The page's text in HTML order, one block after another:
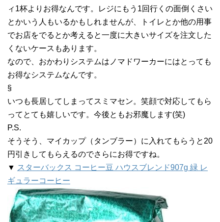
ィ1杯よりお得なんです。レジにもう1回行くの面倒くさい
とかいう人もいるかもしれませんが、トイレとか他の用事
でお店をでるとか考えると一度に大きいサイズを注文した
くないケースもあります。
なので、おかわりシステムはノマドワーカーにはとっても
お得なシステムなんです。
§
いつも長居してしまってスミマセン。笑顔で対応してもら
ってとても嬉しいです。今後ともお邪魔します(笑)
P.S.
そうそう、マイカップ（タンブラー）に入れてもらうと20
円引きしてもらえるのでさらにお得ですね。
▼ スターバックス コーヒー豆 ハウスブレンド907g 緑 レ
ギュラーコーヒー